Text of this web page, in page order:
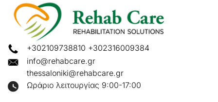
+302109738810 +302316009384
info@rehabcare.gr
thessaloniki@rehabcare.gr
Ωράριο λειτουργίας 9:00-17:00